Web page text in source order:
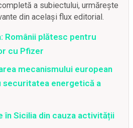
a subiectului, urmărește
din același flux editorial.
Românii plătesc pentru
cu Pfizer
mecanismului european
securitatea energetică a
în Sicilia din cauza activității